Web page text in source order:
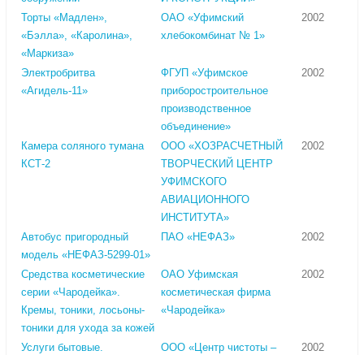
Торты «Мадлен»,
«Бэлла», «Каролина»,
«Маркиза»
ОАО «Уфимский
хлебокомбинат № 1»
2002
Электробритва
«Агидель-11»
ФГУП «Уфимское
приборостроительное
производственное
объединение»
2002
Камера соляного тумана
КСТ-2
ООО «ХОЗРАСЧЕТНЫЙ
ТВОРЧЕСКИЙ ЦЕНТР
УФИМСКОГО
АВИАЦИОННОГО
ИНСТИТУТА»
2002
Автобус пригородный
модель «НЕФАЗ-5299-01»
ПАО «НЕФАЗ» 2002
Средства косметические
серии «Чародейка».
Кремы, тоники, лосьоны-
тоники для ухода за кожей
ОАО Уфимская
косметическая фирма
«Чародейка»
2002
Услуги бытовые.
ООО «Центр чистоты –
2002